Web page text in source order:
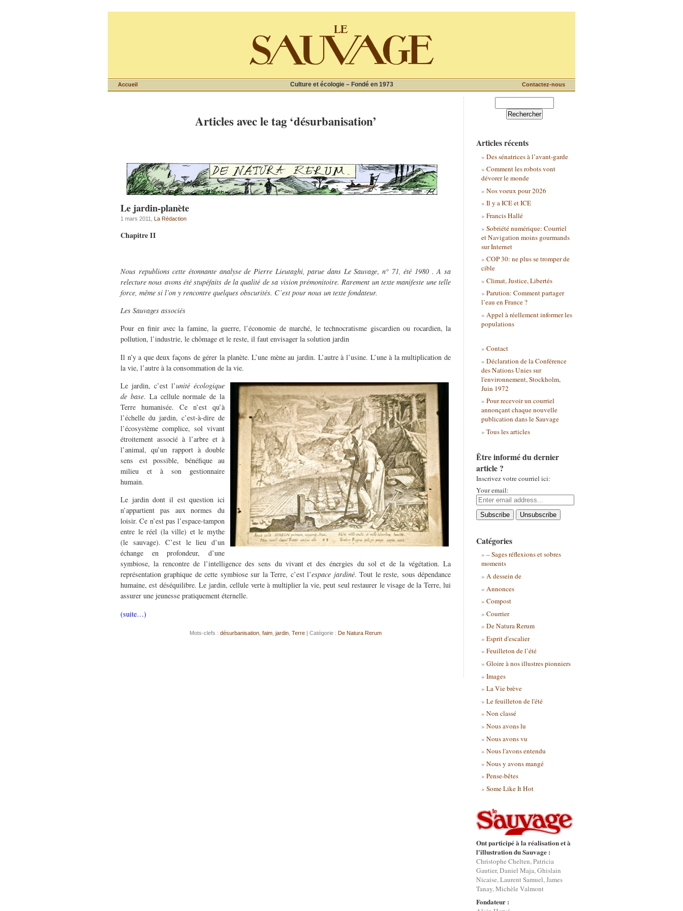
Culture et écologie – Fondé en 1973
Accueil Contactez-nous
Articles avec le tag ‘désurbanisation’
Le jardin-planète
1 mars 2011, La Rédaction
Chapitre II
Nous republions cette étonnante analyse de Pierre Lieutaghi, parue dans Le Sauvage,n° 71, été 1980 . A sa
relecture nous avons été stupéfaits de la qualité de sa vision prémonitoire. Rarement un texte manifeste une telle
force, même si l’on y rencontre quelques obscurités. C’est pour nous un texte fondateur.
Les Sauvages associés
Pour en finir avec la famine, la guerre, l’économie de marché, le technocratisme giscardien ou rocardien, la
pollution, l’industrie, le chômage et le reste, il faut envisager la solution jardin
Il n’y a que deux façons de gérer la planète. L’une mène au jardin. L’autre à l’usine. L’une à la multiplication de
la vie, l’autre à la consommation de la vie.
Le jardin, c’est l’unité écologique
de base. La cellule normale de la
Terre humanisée. Ce n’est qu’à
l’échelle du jardin, c’est-à-dire de
l’écosystème complice, sol vivant
étroitement associé à l’arbre et à
l’animal, qu’un rapport à double
sens est possible, bénéfique au
milieu et à son gestionnaire
humain.
Le jardin dont il est question ici
n’appartient pas aux normes du
loisir. Ce n’est pas l’espace-tampon
entre le réel (la ville) et le mythe
(le sauvage). C’est le lieu d’un
échange en profondeur, d’une
symbiose, la rencontre de l’intelligence des sens du vivant et des énergies du sol et de la végétation. La
représentation graphique de cette symbiose sur la Terre, c’est l’espace jardiné. Tout le reste, sous dépendance
humaine, est déséquilibre. Le jardin, cellule verte à multiplier la vie, peut seul restaurer le visage de la Terre, lui
assurer une jeunesse pratiquement éternelle.
(suite…)
Mots-clefs : désurbanisation faim jardin Terre | Catégorie : De Natura Rerum
Articles récents
Des sénatrices à l’avant-garde
Comment les robots vont
dévorer le monde
Nos voeux pour 2026
Il y a ICE et ICE
Francis Hallé
Sobriété numérique: Courriel
et Navigation moins gourmands
sur Internet
COP 30: ne plus se tromper de
cible
Climat, Justice, Libertés
Parution: Comment partager
l’eau en France ?
Appel à réellement informer les
populations
Contact
Déclaration de la Conférence
des Nations Unies sur
l'environnement, Stockholm,
Juin 1972
Pour recevoir un courriel
annonçant chaque nouvelle
publication dans le Sauvage
Tous les articles
Être informé du dernier
article ?
Inscrivez votre courriel ici:
Your email:
Catégories
– Sages réflexions et sobres
moments
A dessein de
Annonces
Compost
Courrier
De Natura Rerum
Esprit d'escalier
Feuilleton de l’été
Gloire à nos illustres pionniers
Images
La Vie brève
Le feuilleton de l'été
Non classé
Nous avons lu
Nous avons vu
Nous l'avons entendu
Nous y avons mangé
Pense-bêtes
Some Like It Hot
Ont participé à la réalisation et à
l'illustration du Sauvage :
Christophe Chelten, Patricia
Gautier, Daniel Maja, Ghislain
Nicaise, Laurent Samuel, James
Tanay, Michèle Valmont
Fondateur :